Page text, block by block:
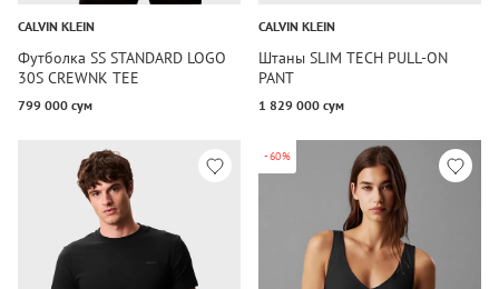
CALVIN KLEIN
Футболка SS STANDARD LOGO
30S CREWNK TEE
799 000 сум
CALVIN KLEIN
Штаны SLIM TECH PULL-ON
PANT
1 829 000 сум
-60%